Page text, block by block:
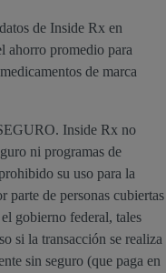
de Inside Rx en
ahorro promedio para
de marca
Inside Rx no
ni programas de
su uso para la
parte de personas cubiertas
gobierno federal, tales
si la transacción se realiza
sin seguro (que paga en